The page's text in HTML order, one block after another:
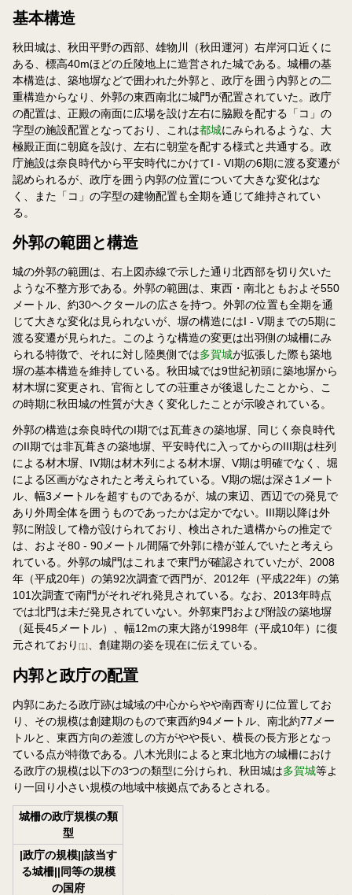
基本構造
秋田城は、秋田平野の西部、雄物川（秋田運河）右岸河口近くに
ある、標高40mほどの丘陵地上に造営された城である。城柵の基
本構造は、築地塀などで囲われた外郭と、政庁を囲う内郭との二
重構造からなり、外郭の東西南北に城門が配置されていた。政庁
の配置は、正殿の南面に広場を設け左右に脇殿を配する「コ」の
字型の施設配置となっており、これは都城にみられるような、大
極殿正面に朝庭を設け、左右に朝堂を配する様式と共通する。政
庁施設は奈良時代から平安時代にかけてI - VI期の6期に渡る変遷が
認められるが、政庁を囲う内郭の位置について大きな変化はな
く、また「コ」の字型の建物配置も全期を通じて維持されてい
る。
外郭の範囲と構造
城の外郭の範囲は、右上図赤線で示した通り北西部を切り欠いた
ような不整方形である。外郭の範囲は、東西・南北ともおよそ550
メートル、約30ヘクタールの広さを持つ。外郭の位置も全期を通
じて大きな変化は見られないが、塀の構造にはI - V期までの5期に
渡る変遷が見られた。このような構造の変更は出羽側の城柵にみ
られる特徴で、それに対し陸奥側では多賀城が拡張した際も築地
塀の基本構造を維持している。秋田城では9世紀初頭に築地塀から
材木塀に変更され、官衙としての荘重さが後退したことから、こ
の時期に秋田城の性質が大きく変化したことが示唆されている。
外郭の構造は奈良時代のI期では瓦葺きの築地塀、同じく奈良時代
のII期では非瓦葺きの築地塀、平安時代に入ってからのIII期は柱列
による材木塀、IV期は材木列による材木塀、V期は明確でなく、堀
による区画がなされたと考えられている。V期の堀は深さ1メート
ル、幅3メートルを超すものであるが、城の東辺、西辺での発見で
あり外周全体を囲うものであったかは定かでない。III期以降は外
郭に附設して櫓が設けられており、検出された遺構からの推定で
は、およそ80 - 90メートル間隔で外郭に櫓が並んでいたと考えら
れている。外郭の城門はこれまで東門が確認されていたが、2008
年（平成20年）の第92次調査で西門が、2012年（平成22年）の第
101次調査で南門がそれぞれ発見されている。なお、2013年時点
では北門は未だ発見されていない。外郭東門および附設の築地塀
（延長45メートル）、幅12mの東大路が1998年（平成10年）に復
元されており [1] 、創建期の姿を現在に伝えている。
内郭と政庁の配置
内郭にあたる政庁跡は城域の中心からやや南西寄りに位置してお
り、その規模は創建期のもので東西約94メートル、南北約77メー
トルと、東西方向の差渡しの方がやや長い、横長の長方形となっ
ている点が特徴である。八木光則によると東北地方の城柵におけ
る政庁の規模は以下の3つの類型に分けられ、秋田城は多賀城等よ
り一回り小さい規模の地域中核拠点であるとされる。
城柵の政庁規模の類
型
|政庁の規模||該当す
る城柵||同等の規模
の国府